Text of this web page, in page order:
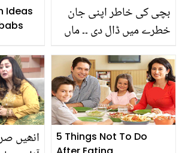
Ideas
بچی کی خاطر اپنی جان
خطرے میں ڈال دی ۔۔ ماں
جذباتی کر دیا، دیکھیے
انھیں
5 Things Not To Do